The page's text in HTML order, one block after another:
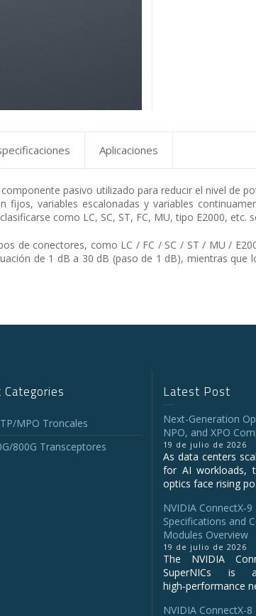
Aplicaciones
pasivo utilizado para reducir el nivel de
variables escalonadas y variables
como LC, SC, ST, FC, MU, tipo E2000, etc.
de conectores, como LC / FC / SC / ST / MU /
de 1 dB a 30 dB (paso de 1 dB), mientras
MPO Troncales
800G Transceptores
Latest Post
Next-Generation
NPO, and XPO
19 de julio de 2026
As data centers
for AI workloads,
optics face rising
NVIDIA
Specifications and
Modules Overview
19 de julio de 2026
The NVIDIA
SuperNICs is a
high‑performance
NVIDIA ConnectX-